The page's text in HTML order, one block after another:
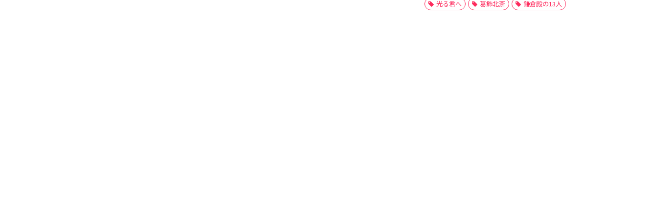
光る君へ 葛飾北斎 鎌倉殿の13人